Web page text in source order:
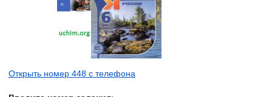
Открыть номер 448 с телефона